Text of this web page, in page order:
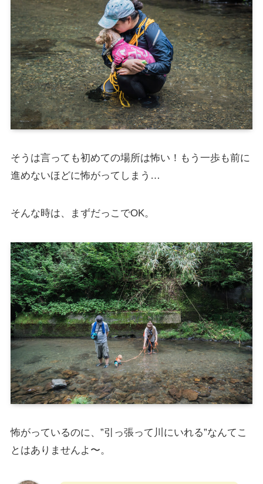
そうは言っても初めての場所は怖い！もう一歩も前に
進めないほどに怖がってしまう…
そんな時は、まずだっこでOK。
怖がっているのに、”引っ張って川にいれる”なんてこ
とはありませんよ〜。